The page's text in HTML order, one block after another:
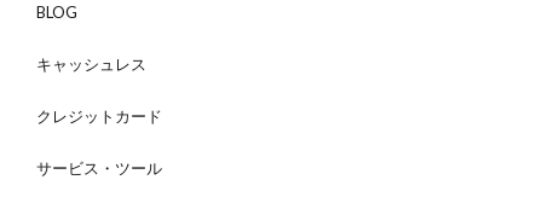
BLOG
キャッシュレス
クレジットカード
サービス・ツール